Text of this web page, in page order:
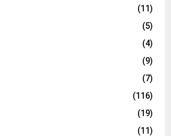
(11)
(5)
(4)
(9)
(7)
(116)
(19)
(11)